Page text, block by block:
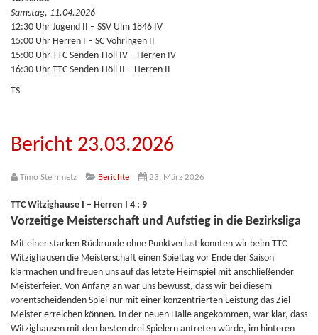
Samstag, 11.04.2026
12:30 Uhr Jugend II – SSV Ulm 1846 IV
15:00 Uhr Herren I – SC Vöhringen II
15:00 Uhr TTC Senden-Höll IV – Herren IV
16:30 Uhr TTC Senden-Höll II – Herren II
TS
Bericht 23.03.2026
Timo Steinmetz Berichte 23. März 2026
TTC Witzighause I – Herren I 4 : 9
Vorzeitige Meisterschaft und Aufstieg in die Bezirksliga
Mit einer starken Rückrunde ohne Punktverlust konnten wir beim TTC
Witzighausen die Meisterschaft einen Spieltag vor Ende der Saison
klarmachen und freuen uns auf das letzte Heimspiel mit anschließender
Meisterfeier. Von Anfang an war uns bewusst, dass wir bei diesem
vorentscheidenden Spiel nur mit einer konzentrierten Leistung das Ziel
Meister erreichen können. In der neuen Halle angekommen, war klar, dass
Witzighausen mit den besten drei Spielern antreten würde, im hinteren